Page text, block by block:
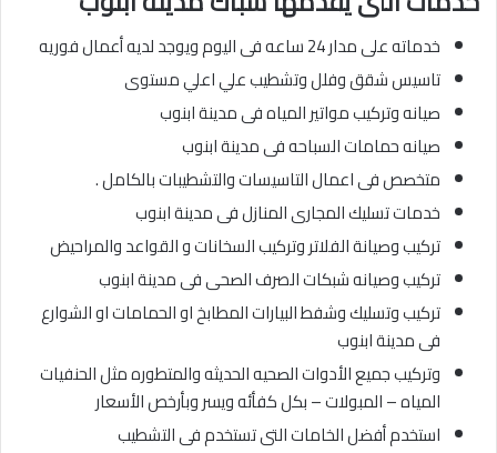
خدماته على مدار 24 ساعه فى اليوم ويوجد لديه أعمال فوريه
تاسيس شقق وفلل وتشطيب علي اعلي مستوى
صيانه وتركيب مواتير المياه فى مدينة ابنوب
صيانه حمامات السباحه فى مدينة ابنوب
متخصص فى اعمال التاسيسات والتشطيبات بالكامل .
خدمات تسليك المجارى المنازل فى مدينة ابنوب
تركيب وصيانة الفلاتر وتركيب السخانات و القواعد والمراحيض
تركيب وصيانه شبكات الصرف الصحى فى مدينة ابنوب
تركيب وتسليك وشفط البيارات المطابخ او الحمامات او الشوارع
فى مدينة ابنوب
وتركيب جميع الأدوات الصحيه الحديثه والمتطوره مثل الحنفيات
المياه – المبولات – بكل كفأئه ويسر وبأرخص الأسعار
استخدم أفضل الخامات التى تستخدم فى التشطيب